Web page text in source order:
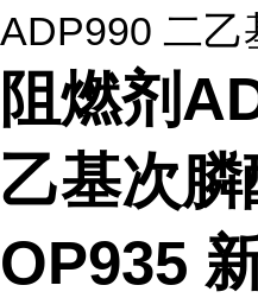
ADP990 二乙
阻燃剂
乙基次膦
OP935